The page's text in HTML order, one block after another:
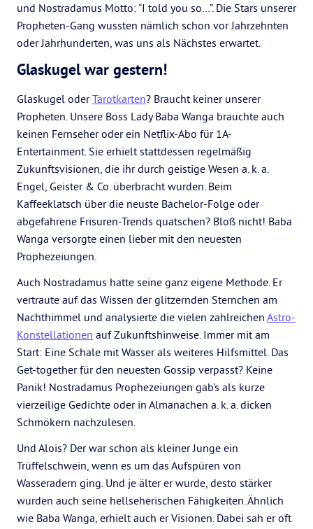
und Nostradamus Motto: “I told you so…”. Die Stars unserer
Propheten-Gang wussten nämlich schon vor Jahrzehnten
oder Jahrhunderten, was uns als Nächstes erwartet.
Glaskugel war gestern!
Glaskugel oderTarotkarten? Braucht keiner unserer
Propheten. Unsere Boss Lady Baba Wanga brauchte auch
keinen Fernseher oder ein Netflix-Abo für 1A-
Entertainment. Sie erhielt stattdessen regelmäßig
Zukunftsvisionen, die ihr durch geistige Wesen a. k. a.
Engel, Geister & Co. überbracht wurden. Beim
Kaffeeklatsch über die neuste Bachelor-Folge oder
abgefahrene Frisuren-Trends quatschen? Bloß nicht! Baba
Wanga versorgte einen lieber mit den neuesten
Prophezeiungen.
Auch Nostradamus hatte seine ganz eigene Methode. Er
vertraute auf das Wissen der glitzernden Sternchen am
Nachthimmel und analysierte die vielen zahlreichen Astro-
Konstellationen auf Zukunftshinweise. Immer mit am
Start: Eine Schale mit Wasser als weiteres Hilfsmittel. Das
Get-together für den neuesten Gossip verpasst? Keine
Panik! Nostradamus Prophezeiungen gab’s als kurze
vierzeilige Gedichte oder in Almanachen a. k. a. dicken
Schmökern nachzulesen.
Und Alois? Der war schon als kleiner Junge ein
Trüffelschwein, wenn es um das Aufspüren von
Wasseradern ging. Und je älter er wurde, desto stärker
wurden auch seine hellseherischen Fähigkeiten. Ähnlich
wie Baba Wanga, erhielt auch er Visionen. Dabei sah er oft